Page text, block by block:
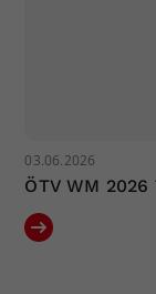
03.06.2026
ÖTV WM